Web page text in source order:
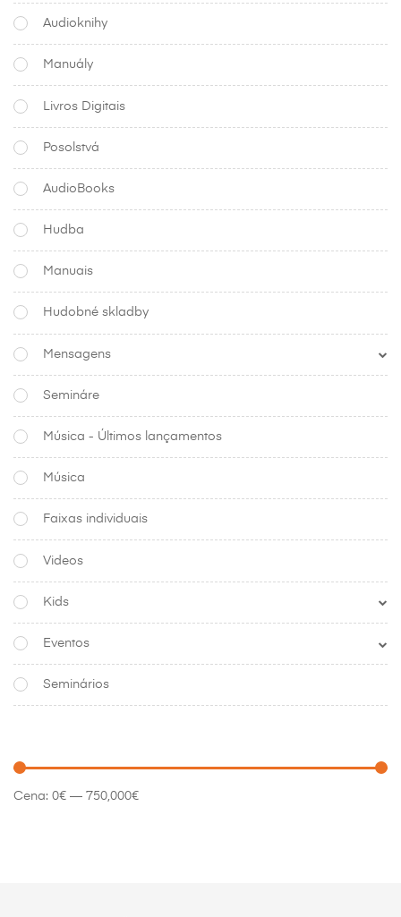
Audioknihy
Manuály
Livros Digitais
Posolstvá
AudioBooks
Hudba
Manuais
Hudobné skladby
Mensagens
Semináre
Música - Últimos lançamentos
Música
Faixas individuais
Videos
Kids
Eventos
Seminários
Cena: 0€ — 750,000€